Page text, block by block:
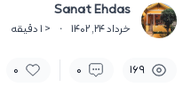
Sanat Ehdas
خرداد 24, 1402 ·
< 1 دقیقه
169
0
0